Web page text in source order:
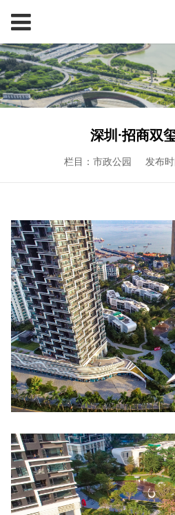
深圳·招商双
栏目：市政公园 发布